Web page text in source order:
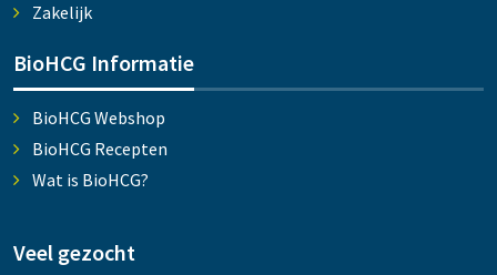
Zakelijk
BioHCG Informatie
BioHCG Webshop
BioHCG Recepten
Wat is BioHCG?
Veel gezocht